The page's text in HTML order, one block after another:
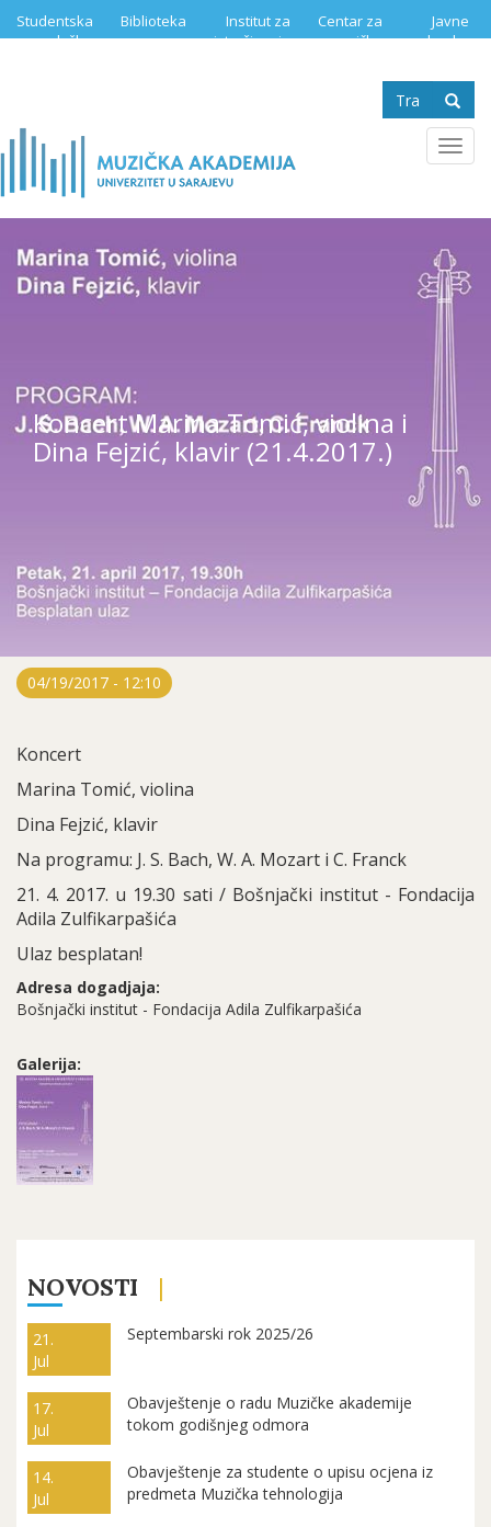
Studentska
služba
Biblioteka
Institut za
istraživanje
Centar za
muzičku
Javne
nabavke
Search
form
Koncert Marina Tomić, violina i
Dina Fejzić, klavir (21.4.2017.)
04/19/2017 - 12:10
Koncert
Marina Tomić, violina
Dina Fejzić, klavir
Na programu: J. S. Bach, W. A. Mozart i C. Franck
21. 4. 2017. u 19.30 sati / Bošnjački institut - Fondacija
Adila Zulfikarpašića
Ulaz besplatan!
Adresa dogadjaja:
Bošnjački institut - Fondacija Adila Zulfikarpašića
Galerija:
NOVOSTI
21.
Jul
Septembarski rok 2025/26
17.
Jul
Obavještenje o radu Muzičke akademije
tokom godišnjeg odmora
14.
Jul
Obavještenje za studente o upisu ocjena iz
predmeta Muzička tehnologija